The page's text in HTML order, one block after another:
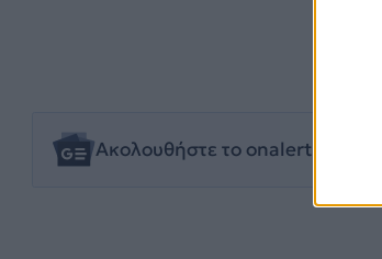
Ακολουθήστε το onalert.gr στο